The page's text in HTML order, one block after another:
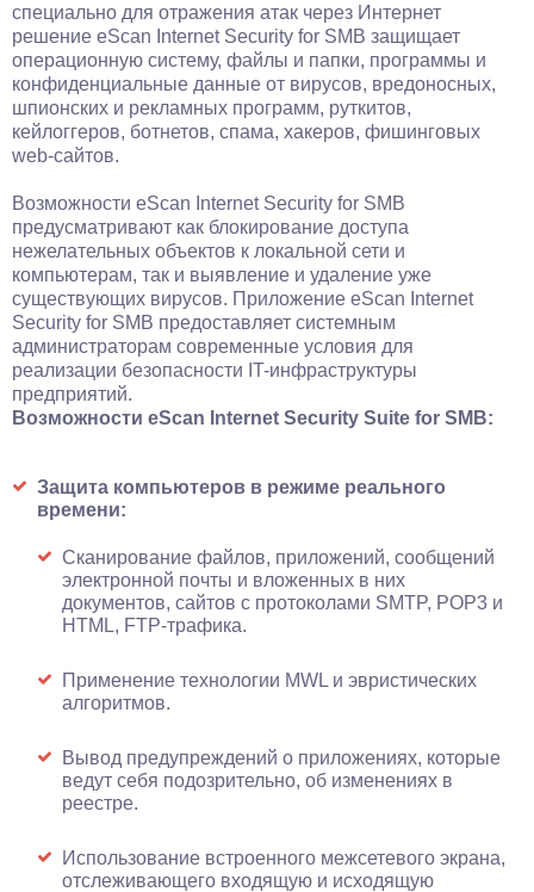
специально для отражения атак через Интернет
решение eScan Internet Security for SMB защищает
операционную систему, файлы и папки, программы и
конфиденциальные данные от вирусов, вредоносных,
шпионских и рекламных программ, руткитов,
кейлоггеров, ботнетов, спама, хакеров, фишинговых
web-сайтов.
Возможности eScan Internet Security for SMB
предусматривают как блокирование доступа
нежелательных объектов к локальной сети и
компьютерам, так и выявление и удаление уже
существующих вирусов. Приложение eScan Internet
Security for SMB предоставляет системным
администраторам современные условия для
реализации безопасности IT-инфраструктуры
предприятий.
Возможности eScan Internet Security Suite for SMB:
Защита компьютеров в режиме реального
времени:
Сканирование файлов, приложений, сообщений
электронной почты и вложенных в них
документов, сайтов с протоколами SMTP, POP3 и
HTML, FTP-трафика.
Применение технологии MWL и эвристических
алгоритмов.
Вывод предупреждений о приложениях, которые
ведут себя подозрительно, об изменениях в
реестре.
Использование встроенного межсетевого экрана,
отслеживающего входящую и исходящую